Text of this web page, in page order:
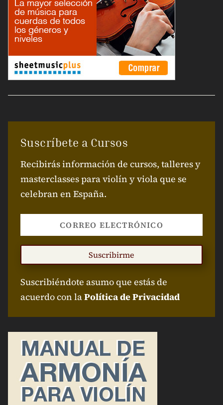
Suscríbete a Cursos
Recibirás información de cursos, talleres y
masterclasses para violín y viola que se
celebran en España.
Suscribirme
Suscribiéndote asumo que estás de
acuerdo con laPolítica de Privacidad